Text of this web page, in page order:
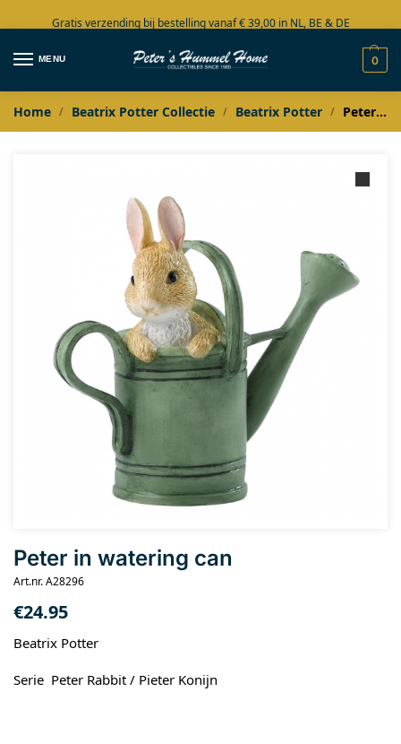
Gratis verzending bij bestelling vanaf € 39,00 in NL, BE & DE
Grote collectie in voorraad
MENU 0
Home / Beatrix Potter Collectie / Beatrix Potter / Peter in watering can
Peter in watering can
Art.nr. A28296
€24.95
Beatrix Potter
Serie Peter Rabbit / Pieter Konijn